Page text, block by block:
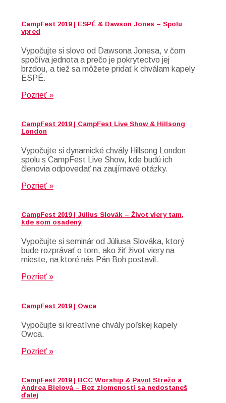
CampFest 2019 | ESPÉ & Dawson Jones – Spolu
vpred
Vypočujte si slovo od Dawsona Jonesa, v čom
spočíva jednota a prečo je pokrytectvo jej
brzdou, a tiež sa môžete pridať k chválam kapely
ESPÉ.
Pozrieť »
CampFest 2019 | CampFest Live Show & Hillsong
London
Vypočujte si dynamické chvály Hillsong London
spolu s CampFest Live Show, kde budú ich
členovia odpovedať na zaujímavé otázky.
Pozrieť »
CampFest 2019 | Július Slovák – Život viery tam,
kde som osadený
Vypočujte si seminár od Júliusa Slováka, ktorý
bude rozprávať o tom, ako žiť život viery na
mieste, na ktoré nás Pán Boh postavil.
Pozrieť »
CampFest 2019 | Owca
Vypočujte si kreatívne chvály poľskej kapely
Owca.
Pozrieť »
CampFest 2019 | BCC Worship & Pavol Strežo a
Andrea Bielová – Bez zlomenosti sa nedostaneš
ďalej